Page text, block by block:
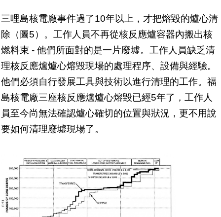
三哩島核電廠事件過了10年以上，才把熔毀的爐心清
除（圖5）。工作人員不再從核反應爐容器內搬出核
燃料束 - 他們所面對的是一片廢墟。工作人員缺乏清
理核反應爐爐心熔毀現場的處理程序、設備與經驗。
他們必須自行發展工具與技術以進行清理的工作。福
島核電廠三座核反應爐爐心熔毀已經5年了，工作人
員至今尚無法確認爐心確切的位置與狀況，更不用說
要如何清理廢墟現場了。